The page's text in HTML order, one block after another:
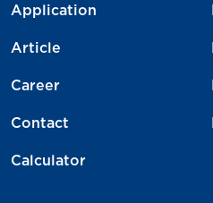
Application
Article
Career
Contact
Calculator